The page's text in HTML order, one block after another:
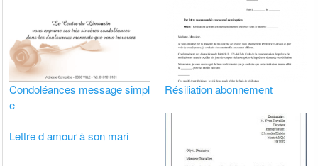
Condoléances message simpl
e
Résiliation abonnement
Lettre d amour à son mari